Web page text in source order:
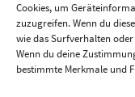
Cookies, um
zuzugreifen. Wenn du
wie das Surfverhalten
Wenn du deine
bestimmte Merkmale und
München und Freising·
Regensburg· Würzburg